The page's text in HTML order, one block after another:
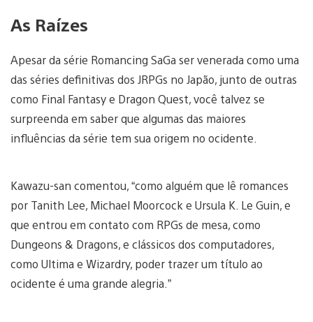
As Raízes
Apesar da série Romancing SaGa ser venerada como uma
das séries definitivas dos JRPGs no Japão, junto de outras
como Final Fantasy e Dragon Quest, você talvez se
surpreenda em saber que algumas das maiores
influências da série tem sua origem no ocidente.
Kawazu-san comentou, “como alguém que lê romances
por Tanith Lee, Michael Moorcock e Ursula K. Le Guin, e
que entrou em contato com RPGs de mesa, como
Dungeons & Dragons, e clássicos dos computadores,
como Ultima e Wizardry, poder trazer um título ao
ocidente é uma grande alegria.”